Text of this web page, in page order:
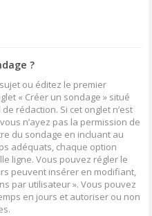
?
ou éditez le premier
« Créer un sondage » situé
rédaction. Si cet onglet n’est
n’ayez pas la permission de
du sondage en incluant au
adéquats, chaque option
ligne. Vous pouvez régler le
peuvent insérer en modifiant,
par utilisateur ». Vous pouvez
en jours et autoriser ou non